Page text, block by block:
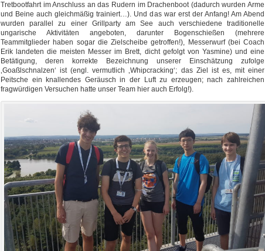
Tretbootfahrt im Anschluss an das Rudern im Drachenboot (dadurch wurden Arme
und Beine auch gleichmäßig trainiert…). Und das war erst der Anfang! Am Abend
wurden parallel zu einer Grillparty am See auch verschiedene traditionelle
ungarische Aktivitäten angeboten, darunter Bogenschießen (mehrere
Teammitglieder haben sogar die Zielscheibe getroffen!), Messerwurf (bei Coach
Erik landeten die meisten Messer im Brett, dicht gefolgt von Yasmine) und eine
Betätigung, deren korrekte Bezeichnung unserer Einschätzung zufolge
‚Goaßlschnalzen‘ ist (engl. vermutlich ‚Whipcracking‘; das Ziel ist es, mit einer
Peitsche ein knallendes Geräusch in der Luft zu erzeugen; nach zahlreichen
fragwürdigen Versuchen hatte unser Team hier auch Erfolg!).